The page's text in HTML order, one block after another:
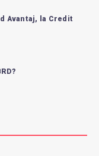
Avantaj, la Credit